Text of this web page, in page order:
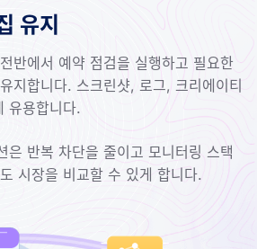
유지
반에서 예약 점검을 실행하고 필요한
지합니다. 스크린샷, 로그, 크리에이티
유용합니다.
은 반복 차단을 줄이고 모니터링 스택
시장을 비교할 수 있게 합니다.